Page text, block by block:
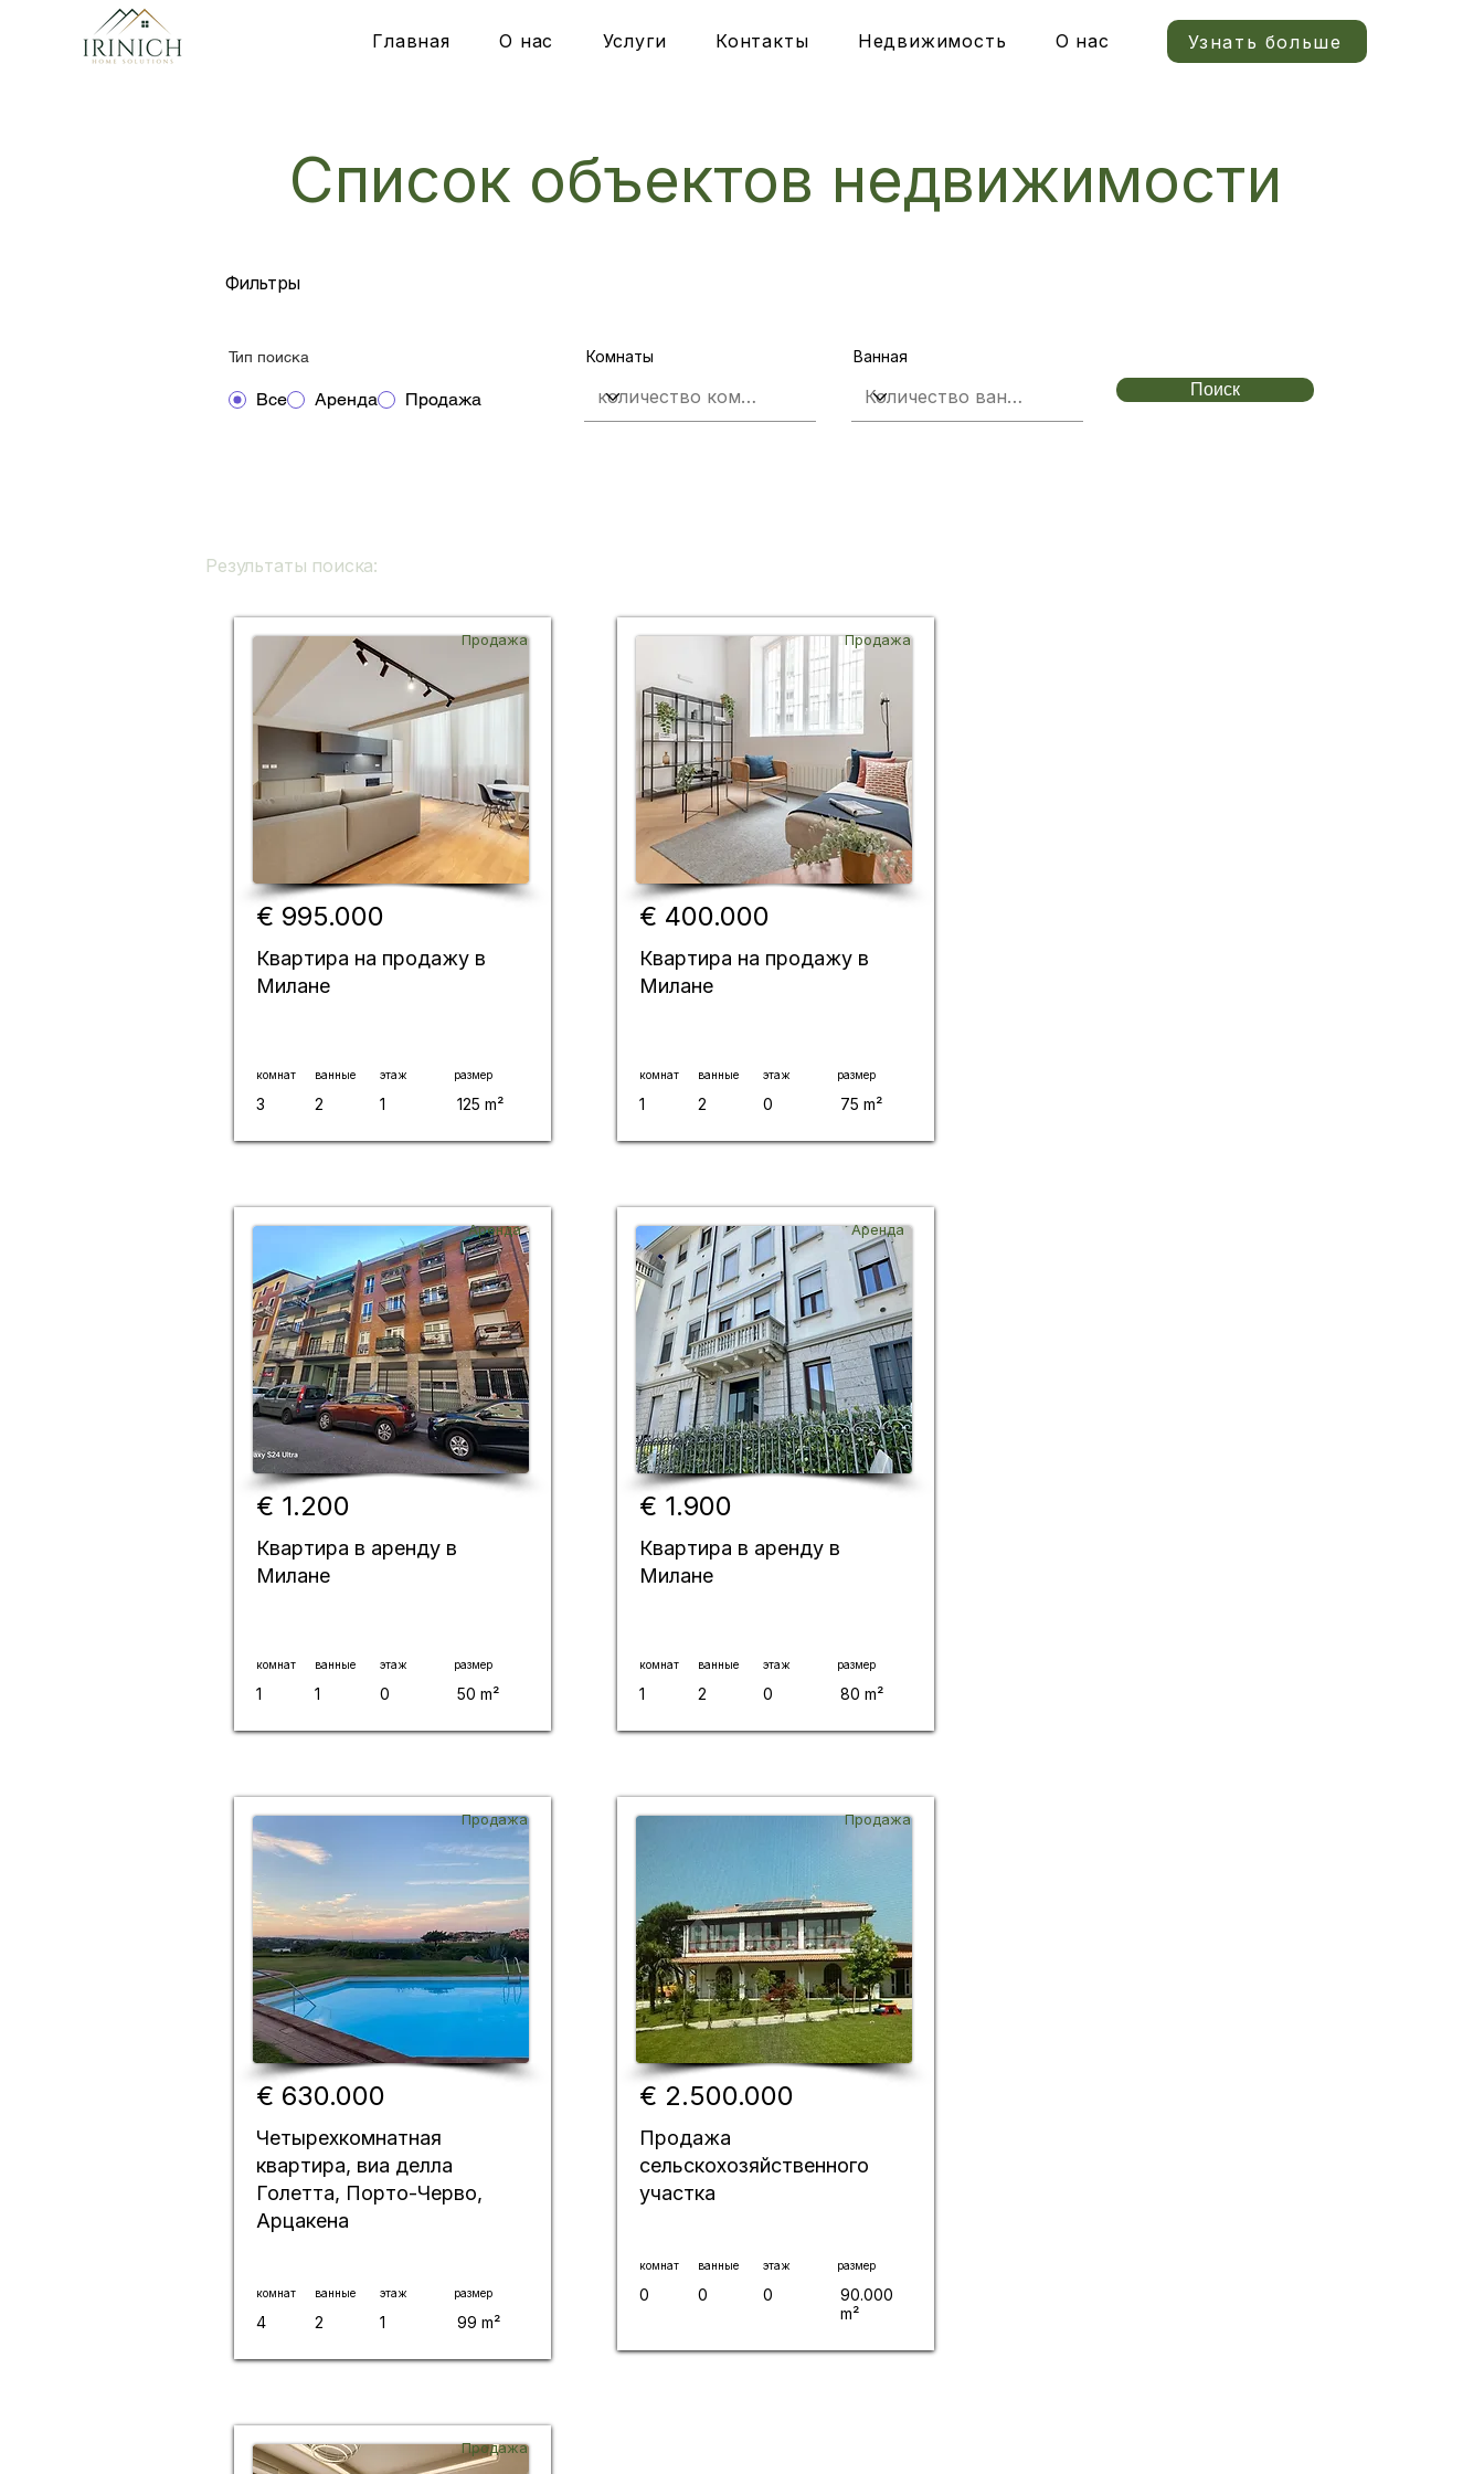
Главная О нас Услуги Контакты Недвижимость О нас Узнать больше
Список объектов недвижимости
Фильтры
Тип поиска
Все Аренда Продажа
Комнаты Ванная
Поиск
Результаты поиска:
Продажа
€ 995.000
Квартира на продажу в
Милане
комнат
3
ванные
2
этаж
1
размер
125 m²
Аренда
€ 1.200
Квартира в аренду в
Милане
комнат
1
ванные
1
этаж
0
размер
50 m²
Продажа
€ 630.000
Четырехкомнатная
квартира, виа делла
Голетта, Порто-Черво,
Арцакена
комнат
4
ванные
2
этаж
1
размер
99 m²
Продажа
€ 400.000
Квартира на продажу в
Милане
комнат
1
ванные
2
этаж
0
размер
75 m²
Аренда
€ 1.900
Квартира в аренду в
Милане
комнат
1
ванные
2
этаж
0
размер
80 m²
Продажа
€ 2.500.000
Продажа
сельскохозяйственного
участка
комнат
0
ванные
0
этаж
0
размер
90.000
m²
Продажа